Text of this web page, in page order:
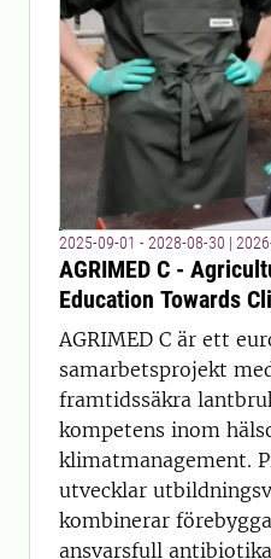
2025-09-01 - 2028-08-30 |
AGRIMED C -
Education Towards
AGRIMED C är ett
samarbetsprojekt
framtidssäkra
kompetens inom
klimatmanagement.
utvecklar
kombinerar
ansvarsfull